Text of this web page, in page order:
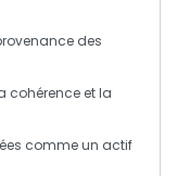
des
cohérence et la
comme un actif